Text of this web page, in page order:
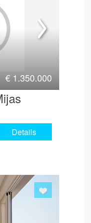
€ 1.350.000
Details